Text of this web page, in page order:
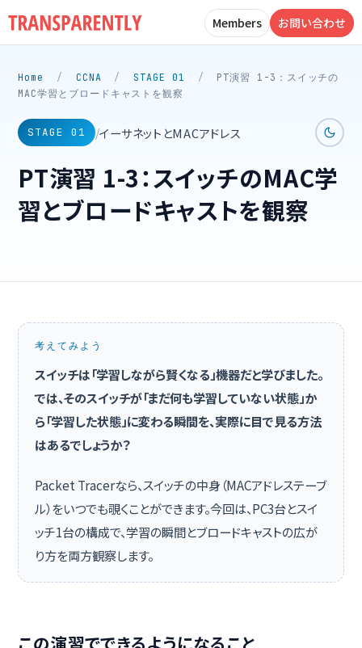
Members お問い合わせ
Home / CCNA / STAGE 01 /
PT演習 1-3：スイッチの
MAC学習とブロードキャストを観察
STAGE 01 /イーサネットとMACアドレス
PT演習 1-3：スイッチのMAC学
習とブロードキャストを観察
考えてみよう
スイッチは「学習しながら賢くなる」機器だと学びました。
では、そのスイッチが「まだ何も学習していない状態」か
ら「学習した状態」に変わる瞬間を、実際に目で見る方法
はあるでしょうか？
Packet Tracerなら、スイッチの中身（MACアドレステーブ
ル）をいつでも覗くことができます。今回は、PC3台とスイ
ッチ1台の構成で、学習の瞬間とブロードキャストの広が
り方を両方観察します。